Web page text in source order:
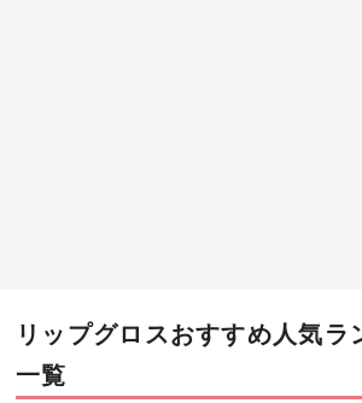
リップグロスおすすめ人気ラ
一覧